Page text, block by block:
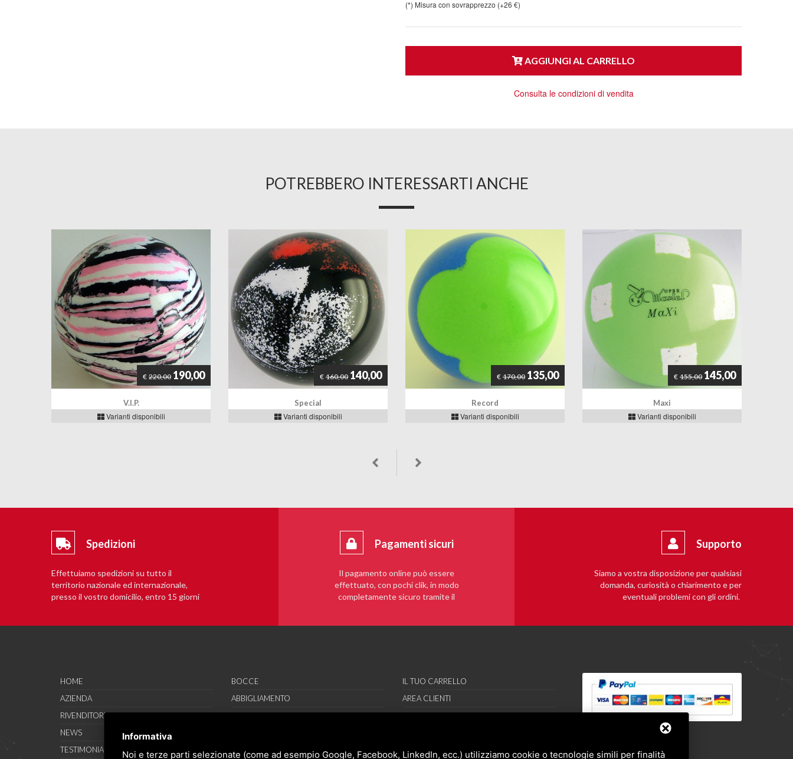
(*) Misura con sovrapprezzo (+26 €)
AGGIUNGI AL CARRELLO
Consulta le condizioni di vendita
POTREBBERO INTERESSARTI ANCHE
€ 220,00 190,00
V.I.P.
Varianti disponibili
€ 160,00 140,00
Special
Varianti disponibili
€ 170,00 135,00
Record
Varianti disponibili
€ 155,00 145,00
Maxi
Varianti disponibili
Spedizioni
Effettuiamo spedizioni su tutto il
territorio nazionale ed internazionale,
presso il vostro domicilio, entro 15 giorni
Pagamenti sicuri
Il pagamento online può essere
effettuato, con pochi clik, in modo
completamente sicuro tramite il
Supporto
Siamo a vostra disposizione per qualsiasi
domanda, curiosità o chiarimento e per
eventuali problemi con gli ordini.
HOME
AZIENDA
RIVENDITORI
NEWS
TESTIMONIAL
BOCCE
ABBIGLIAMENTO
CALZATURE
SAVO SPORT
IL TUO CARRELLO
AREA CLIENTI
REGISTRAMI
Informativa
Noi e terze parti selezionate (come ad esempio Google, Facebook, LinkedIn, ecc.) utilizziamo cookie o tecnologie simili per finalità